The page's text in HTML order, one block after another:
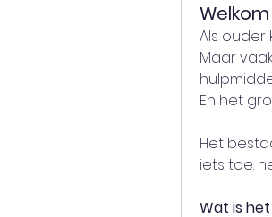
Als ouder
Maar
En het
Het
iets toe:
Wat is